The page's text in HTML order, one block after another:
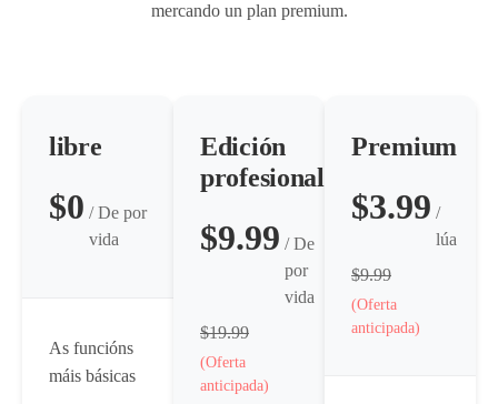
mercando un plan premium.
libre
$0 / De por
vida
As funcións
máis básicas
Edición
profesional
$9.99 / De
por
vida
$19.99
(Oferta
anticipada)
Premium
$3.99 /
lúa
$9.99
(Oferta
anticipada)